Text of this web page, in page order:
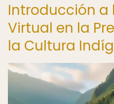
Introducción a
Virtual en la
la Cultura